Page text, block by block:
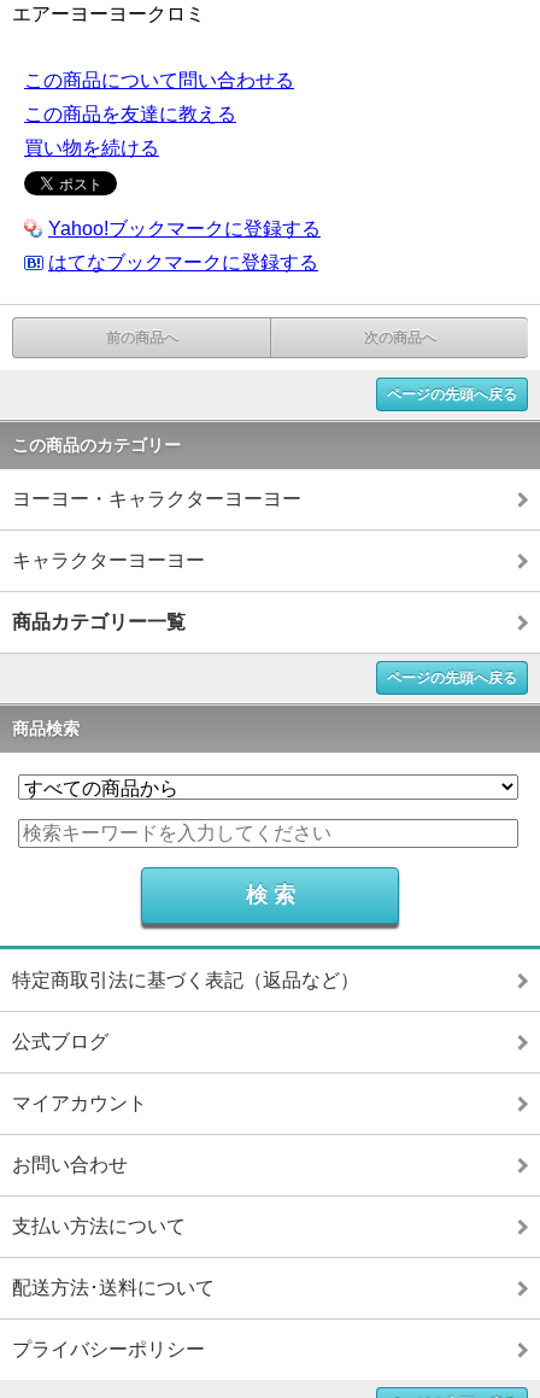
エアーヨーヨークロミ
この商品について問い合わせる
この商品を友達に教える
買い物を続ける
Yahoo!ブックマークに登録する
はてなブックマークに登録する
前の商品へ 次の商品へ
ページの先頭へ戻る
この商品のカテゴリー
ヨーヨー・キャラクターヨーヨー
キャラクターヨーヨー
商品カテゴリー一覧
ページの先頭へ戻る
商品検索
特定商取引法に基づく表記（返品など）
公式ブログ
マイアカウント
お問い合わせ
支払い方法について
配送方法･送料について
プライバシーポリシー